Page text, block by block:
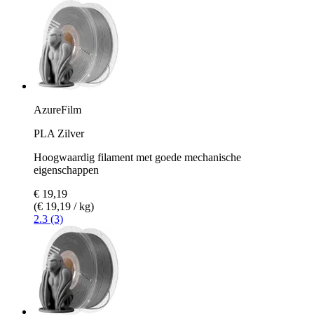
AzureFilm
PLA Zilver
Hoogwaardig filament met goede mechanische
eigenschappen
€ 19,19
(€ 19,19 / kg)
2.3 (3)